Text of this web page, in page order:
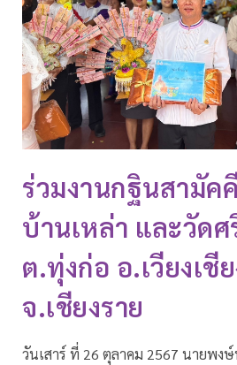
ร่วมงานกฐินสามัค
บ้านเหล่า และวัดศ
ต.ทุ่งก่อ อ.เวียงเชีย
จ.เชียงราย
วันเสาร์ ที่ 26 ตุลาคม 2567 นายพง